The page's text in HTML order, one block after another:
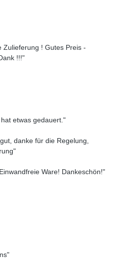
Zulieferung ! Gutes Preis -
!!!"
etwas gedauert."
danke für die Regelung,
Ware! Dankeschön!"